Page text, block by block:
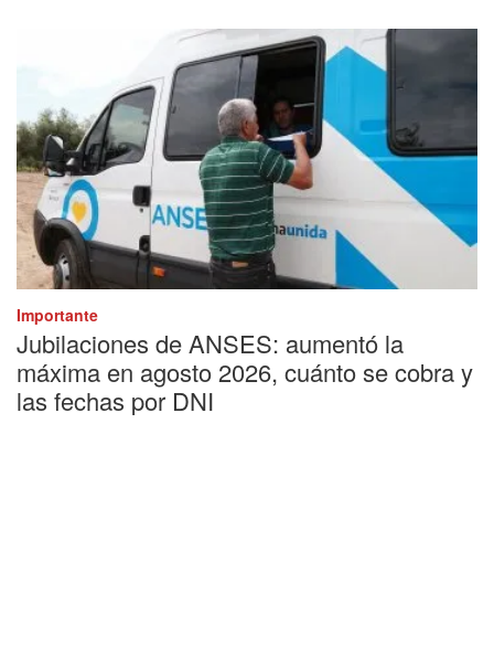
Importante
Jubilaciones de ANSES: aumentó la
máxima en agosto 2026, cuánto se cobra y
las fechas por DNI